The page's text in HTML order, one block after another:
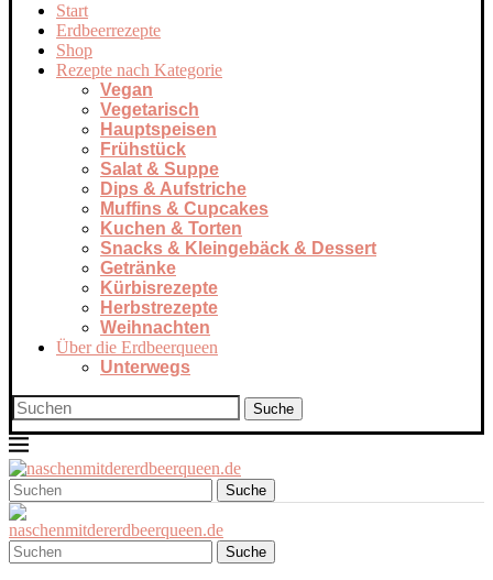
Start
Erdbeerrezepte
Shop
Rezepte nach Kategorie
Vegan
Vegetarisch
Hauptspeisen
Frühstück
Salat & Suppe
Dips & Aufstriche
Muffins & Cupcakes
Kuchen & Torten
Snacks & Kleingebäck & Dessert
Getränke
Kürbisrezepte
Herbstrezepte
Weihnachten
Über die Erdbeerqueen
Unterwegs
Suche
Suche
Suche